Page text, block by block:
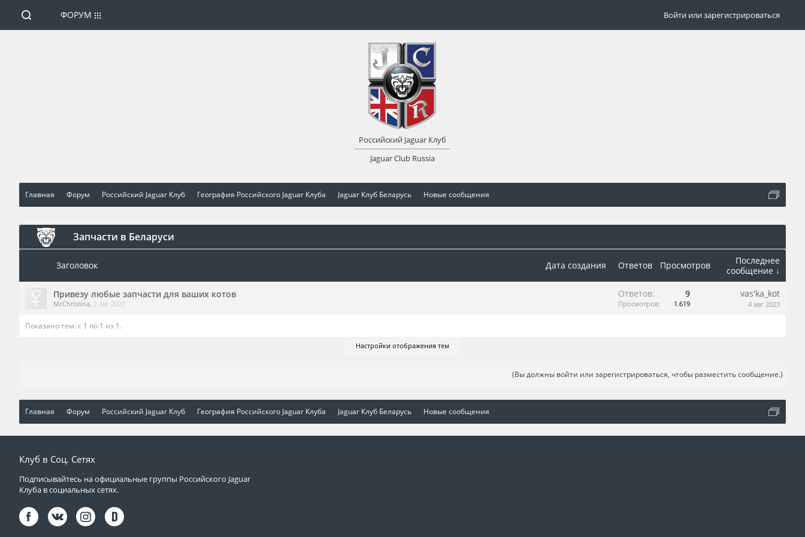
Главная Форум Российский Jaguar Клуб География Российского Jaguar Клуба Jaguar Клуб Беларусь Новые сообщения
Запчасти в Беларуси
Заголовок Дата создания Ответов Просмотров
Последнее
сообщение ↓
Привезу любые запчасти для ваших котов
McChristina, 2 авг 2023
Ответов: 9
Просмотров: 1.619
vas'ka_kot
4 авг 2023
Показано тем: с 1 по 1 из 1.
Настройки отображения тем
(Вы должны войти или зарегистрироваться, чтобы разместить сообщение.)
Главная Форум Российский Jaguar Клуб География Российского Jaguar Клуба Jaguar Клуб Беларусь Новые сообщения
ФОРУМ
Российский Jaguar Клуб
Jaguar Club Russia
Войти или зарегистрироваться
Клуб в Соц. Сетях
Подписывайтесь на официальные группы Российского Jaguar
Клуба в социальных сетях.